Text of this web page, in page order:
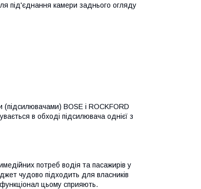
під'єднання камери заднього огляду
BOSE і ROCKFORD
в обході підсилювача однієї з
потреб водія та пасажирів у
чудово підходить для власників
цьому сприяють.